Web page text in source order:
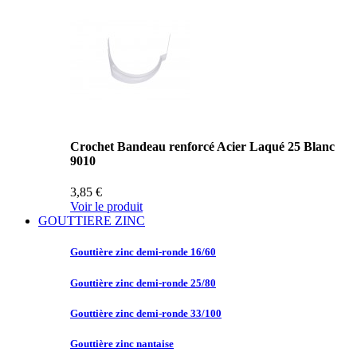
Crochet Bandeau renforcé Acier Laqué 25 Blanc
9010
3,85 €
Voir le produit
GOUTTIERE ZINC
Gouttière zinc demi-ronde 16/60
Gouttière zinc demi-ronde 25/80
Gouttière zinc demi-ronde 33/100
Gouttière zinc nantaise